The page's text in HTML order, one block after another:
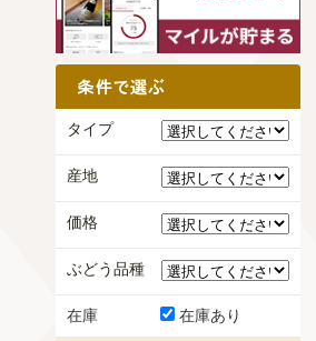
タイプ
産地
価格
ぶどう品種
在庫 在庫あり